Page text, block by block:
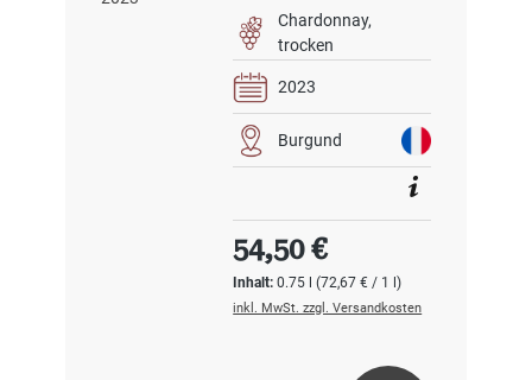
Chardonnay
trocken
2023
Burgund
Inhalt:0.75 l(72,67 € / 1 l)
Regulärer Preis:
54,50 €
inkl. MwSt. zzgl. Versandkosten